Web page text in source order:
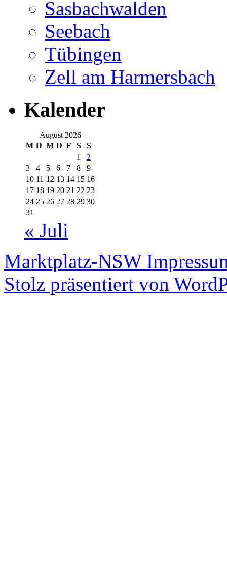
Sasbachwalden
Seebach
Tübingen
Zell am Harmersbach
Kalender
August 2026
M D M D F S
S
1
2
3
4 5 6 7 8
9
10 11 12 13 14 15 16
17 18 19 20 21 22 23
24 25 26 27 28 29 30
31
« Juli
Marktplatz-NSW
Stolz präsentiert von